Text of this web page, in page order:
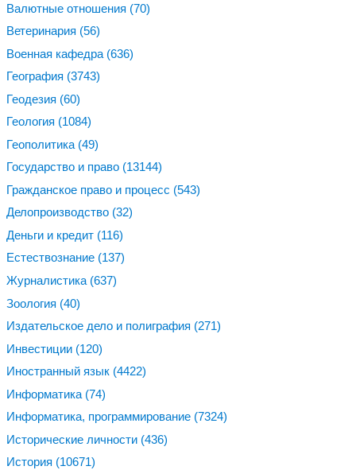
Валютные отношения (70)
Ветеринария (56)
Военная кафедра (636)
География (3743)
Геодезия (60)
Геология (1084)
Геополитика (49)
Государство и право (13144)
Гражданское право и процесс (543)
Делопроизводство (32)
Деньги и кредит (116)
Естествознание (137)
Журналистика (637)
Зоология (40)
Издательское дело и полиграфия (271)
Инвестиции (120)
Иностранный язык (4422)
Информатика (74)
Информатика, программирование (7324)
Исторические личности (436)
История (10671)